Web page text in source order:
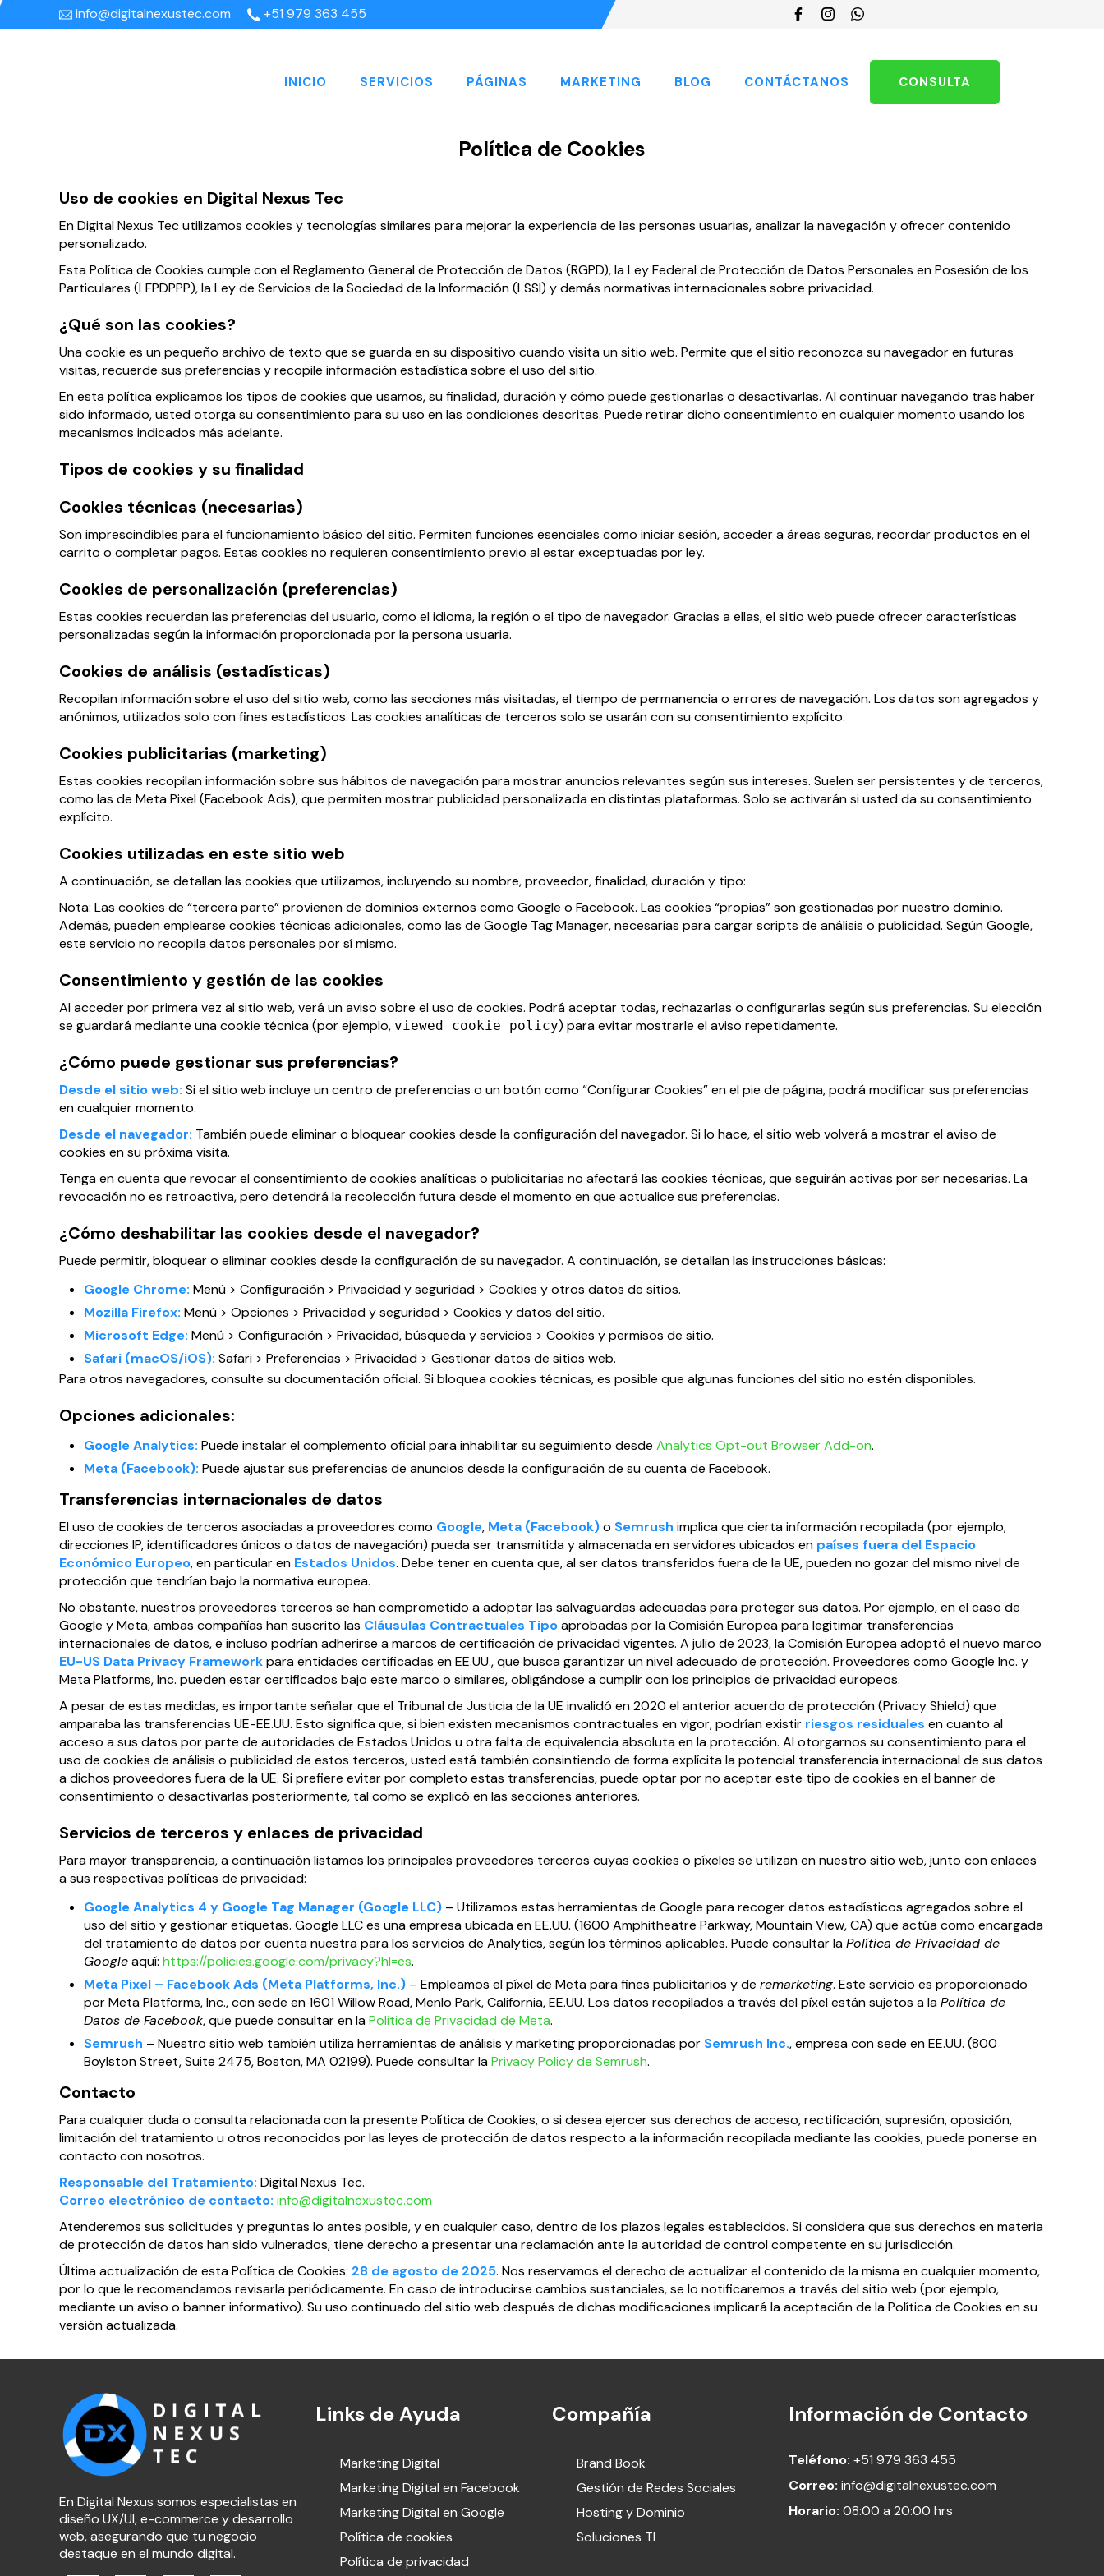
info@digitalnexustec.com +51 979 363 455
idioma
INICIO SERVICIOS PÁGINAS MARKETING BLOG CONTÁCTANOS CONSULTA
Política de Cookies
Uso de cookies en Digital Nexus Tec
En Digital Nexus Tec utilizamos cookies y tecnologías similares para mejorar la experiencia de las personas usuarias, analizar la navegación y ofrecer contenido
personalizado.
Esta Política de Cookies cumple con el Reglamento General de Protección de Datos (RGPD), la Ley Federal de Protección de Datos Personales en Posesión de los
Particulares (LFPDPPP), la Ley de Servicios de la Sociedad de la Información (LSSI) y demás normativas internacionales sobre privacidad.
¿Qué son las cookies?
Una cookie es un pequeño archivo de texto que se guarda en su dispositivo cuando visita un sitio web. Permite que el sitio reconozca su navegador en futuras
visitas, recuerde sus preferencias y recopile información estadística sobre el uso del sitio.
En esta política explicamos los tipos de cookies que usamos, su finalidad, duración y cómo puede gestionarlas o desactivarlas. Al continuar navegando tras haber
sido informado, usted otorga su consentimiento para su uso en las condiciones descritas. Puede retirar dicho consentimiento en cualquier momento usando los
mecanismos indicados más adelante.
Tipos de cookies y su finalidad
Cookies técnicas (necesarias)
Son imprescindibles para el funcionamiento básico del sitio. Permiten funciones esenciales como iniciar sesión, acceder a áreas seguras, recordar productos en el
carrito o completar pagos. Estas cookies no requieren consentimiento previo al estar exceptuadas por ley.
Cookies de personalización (preferencias)
Estas cookies recuerdan las preferencias del usuario, como el idioma, la región o el tipo de navegador. Gracias a ellas, el sitio web puede ofrecer características
personalizadas según la información proporcionada por la persona usuaria.
Cookies de análisis (estadísticas)
Recopilan información sobre el uso del sitio web, como las secciones más visitadas, el tiempo de permanencia o errores de navegación. Los datos son agregados y
anónimos, utilizados solo con fines estadísticos. Las cookies analíticas de terceros solo se usarán con su consentimiento explícito.
Cookies publicitarias (marketing)
Estas cookies recopilan información sobre sus hábitos de navegación para mostrar anuncios relevantes según sus intereses. Suelen ser persistentes y de terceros,
como las de Meta Pixel (Facebook Ads), que permiten mostrar publicidad personalizada en distintas plataformas. Solo se activarán si usted da su consentimiento
explícito.
Cookies utilizadas en este sitio web
A continuación, se detallan las cookies que utilizamos, incluyendo su nombre, proveedor, finalidad, duración y tipo:
Nota: Las cookies de “tercera parte” provienen de dominios externos como Google o Facebook. Las cookies “propias” son gestionadas por nuestro dominio.
Además, pueden emplearse cookies técnicas adicionales, como las de Google Tag Manager, necesarias para cargar scripts de análisis o publicidad. Según Google,
este servicio no recopila datos personales por sí mismo.
Consentimiento y gestión de las cookies
Al acceder por primera vez al sitio web, verá un aviso sobre el uso de cookies. Podrá aceptar todas, rechazarlas o configurarlas según sus preferencias. Su elección
se guardará mediante una cookie técnica (por ejemplo, viewed_cookie_policy) para evitar mostrarle el aviso repetidamente.
¿Cómo puede gestionar sus preferencias?
Desde el sitio web: Si el sitio web incluye un centro de preferencias o un botón como “Configurar Cookies” en el pie de página, podrá modificar sus preferencias
en cualquier momento.
Desde el navegador: También puede eliminar o bloquear cookies desde la configuración del navegador. Si lo hace, el sitio web volverá a mostrar el aviso de
cookies en su próxima visita.
Tenga en cuenta que revocar el consentimiento de cookies analíticas o publicitarias no afectará las cookies técnicas, que seguirán activas por ser necesarias. La
revocación no es retroactiva, pero detendrá la recolección futura desde el momento en que actualice sus preferencias.
¿Cómo deshabilitar las cookies desde el navegador?
Puede permitir, bloquear o eliminar cookies desde la configuración de su navegador. A continuación, se detallan las instrucciones básicas:
Google Chrome: Menú > Configuración > Privacidad y seguridad > Cookies y otros datos de sitios.
Mozilla Firefox: Menú > Opciones > Privacidad y seguridad > Cookies y datos del sitio.
Microsoft Edge: Menú > Configuración > Privacidad, búsqueda y servicios > Cookies y permisos de sitio.
Safari (macOS/iOS): Safari > Preferencias > Privacidad > Gestionar datos de sitios web.
Para otros navegadores, consulte su documentación oficial. Si bloquea cookies técnicas, es posible que algunas funciones del sitio no estén disponibles.
Opciones adicionales:
Google Analytics: Puede instalar el complemento oficial para inhabilitar su seguimiento desde Analytics Opt-out Browser Add-on.
Meta (Facebook): Puede ajustar sus preferencias de anuncios desde la configuración de su cuenta de Facebook.
Transferencias internacionales de datos
El uso de cookies de terceros asociadas a proveedores como Google, Meta (Facebook)o Semrush implica que cierta información recopilada (por ejemplo,
direcciones IP, identificadores únicos o datos de navegación) pueda ser transmitida y almacenada en servidores ubicados en países fuera del Espacio
Económico Europeo, en particular en Estados Unidos. Debe tener en cuenta que, al ser datos transferidos fuera de la UE, pueden no gozar del mismo nivel de
protección que tendrían bajo la normativa europea.
No obstante, nuestros proveedores terceros se han comprometido a adoptar las salvaguardas adecuadas para proteger sus datos. Por ejemplo, en el caso de
Google y Meta, ambas compañías han suscrito las Cláusulas Contractuales Tipoaprobadas por la Comisión Europea para legitimar transferencias
internacionales de datos, e incluso podrían adherirse a marcos de certificación de privacidad vigentes. A julio de 2023, la Comisión Europea adoptó el nuevo marco
EU-US Data Privacy Frameworkpara entidades certificadas en EE.UU., que busca garantizar un nivel adecuado de protección. Proveedores como Google Inc. y
Meta Platforms, Inc. pueden estar certificados bajo este marco o similares, obligándose a cumplir con los principios de privacidad europeos.
A pesar de estas medidas, es importante señalar que el Tribunal de Justicia de la UE invalidó en 2020 el anterior acuerdo de protección (Privacy Shield) que
amparaba las transferencias UE-EE.UU. Esto significa que, si bien existen mecanismos contractuales en vigor, podrían existir riesgos residuales en cuanto al
acceso a sus datos por parte de autoridades de Estados Unidos u otra falta de equivalencia absoluta en la protección. Al otorgarnos su consentimiento para el
uso de cookies de análisis o publicidad de estos terceros, usted está también consintiendo de forma explícita la potencial transferencia internacional de sus datos
a dichos proveedores fuera de la UE. Si prefiere evitar por completo estas transferencias, puede optar por no aceptar este tipo de cookies en el banner de
consentimiento o desactivarlas posteriormente, tal como se explicó en las secciones anteriores.
Servicios de terceros y enlaces de privacidad
Para mayor transparencia, a continuación listamos los principales proveedores terceros cuyas cookies o píxeles se utilizan en nuestro sitio web, junto con enlaces
a sus respectivas políticas de privacidad:
Google Analytics 4 y Google Tag Manager (Google LLC) – Utilizamos estas herramientas de Google para recoger datos estadísticos agregados sobre el
uso del sitio y gestionar etiquetas. Google LLC es una empresa ubicada en EE.UU. (1600 Amphitheatre Parkway, Mountain View, CA) que actúa como encargada
del tratamiento de datos por cuenta nuestra para los servicios de Analytics, según los términos aplicables. Puede consultar laPolítica de Privacidad de
Googleaquí: https://policies.google.com/privacy?hl=es.
Meta Pixel – Facebook Ads (Meta Platforms, Inc.) – Empleamos el píxel de Meta para fines publicitarios y de remarketing. Este servicio es proporcionado
por Meta Platforms, Inc., con sede en 1601 Willow Road, Menlo Park, California, EE.UU. Los datos recopilados a través del píxel están sujetos a laPolítica de
Datos de Facebook, que puede consultar en laPolítica de Privacidad de Meta.
Semrush – Nuestro sitio web también utiliza herramientas de análisis y marketing proporcionadas por Semrush Inc., empresa con sede en EE.UU. (800
Boylston Street, Suite 2475, Boston, MA 02199). Puede consultar laPrivacy Policy de Semrush.
Contacto
Para cualquier duda o consulta relacionada con la presente Política de Cookies, o si desea ejercer sus derechos de acceso, rectificación, supresión, oposición,
limitación del tratamiento u otros reconocidos por las leyes de protección de datos respecto a la información recopilada mediante las cookies, puede ponerse en
contacto con nosotros.
Responsable del Tratamiento: Digital Nexus Tec.
Correo electrónico de contacto: info@digitalnexustec.com
Atenderemos sus solicitudes y preguntas lo antes posible, y en cualquier caso, dentro de los plazos legales establecidos. Si considera que sus derechos en materia
de protección de datos han sido vulnerados, tiene derecho a presentar una reclamación ante la autoridad de control competente en su jurisdicción.
Última actualización de esta Política de Cookies: 28 de agosto de 2025. Nos reservamos el derecho de actualizar el contenido de la misma en cualquier momento,
por lo que le recomendamos revisarla periódicamente. En caso de introducirse cambios sustanciales, se lo notificaremos a través del sitio web (por ejemplo,
mediante un aviso o banner informativo). Su uso continuado del sitio web después de dichas modificaciones implicará la aceptación de la Política de Cookies en su
versión actualizada.
En Digital Nexus somos especialistas en
diseño UX/UI, e-commerce y desarrollo
web, asegurando que tu negocio
destaque en el mundo digital.
Links de Ayuda
Marketing Digital
Marketing Digital en Facebook
Marketing Digital en Google
Política de cookies
Política de privacidad
Compañía
Brand Book
Gestión de Redes Sociales
Hosting y Dominio
Soluciones TI
Información de Contacto
Teléfono: +51 979 363 455
Correo: info@digitalnexustec.com
Horario: 08:00 a 20:00 hrs